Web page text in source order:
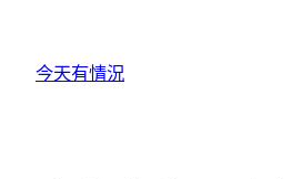
今天有情況